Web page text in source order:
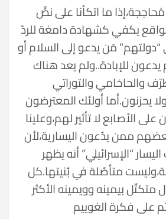
ما اتكأنا على نصٍّ
يكفي كشهادة دامغة للردّ
مَن يدعو إلى السلام أو
للإبادة..ولم يعد هناك
والحاخامي والتوراتي
يحزنون.أما أولئك المعترضون
الأصابع لا تأثير لهم،وعلينا
ممن يدّعون اليسارية،لأن
“الإسرائيلي” أنه يظهر
متأصّلة في بُنيتها.كل
متكتّل بيمينه وويمينه الأكثر
على فكرة الغوييم